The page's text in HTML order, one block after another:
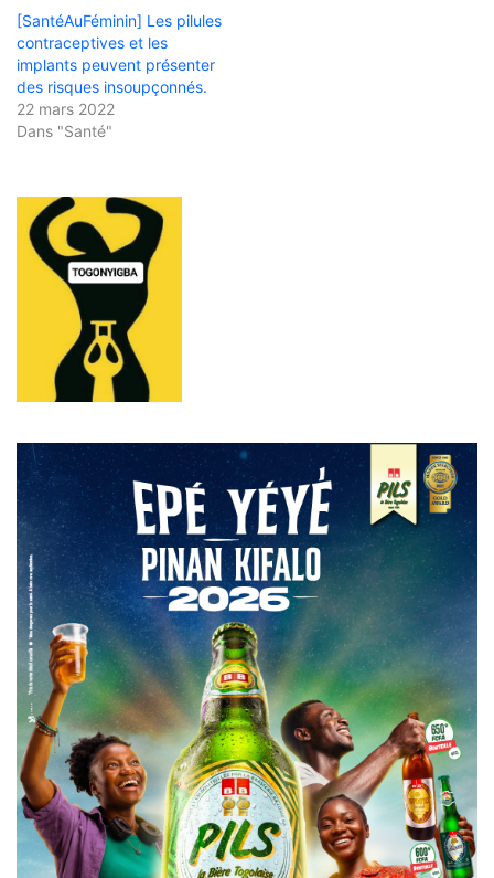
[SantéAuFéminin] Les pilules
contraceptives et les
implants peuvent présenter
des risques insoupçonnés.
22 mars 2022
Dans "Santé"